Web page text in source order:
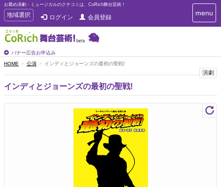
お薦め演劇・ミュージカルのクチコミは、CoRich舞台芸術！
T
o
g
g
e
n
a
地域選択 ログイン 会員登録
バナー広告お申込み
T
o
i
menu
HOME 公演 インディとジョーンズの最初の聖戦!
演劇
インディとジョーンズの最初の聖戦!